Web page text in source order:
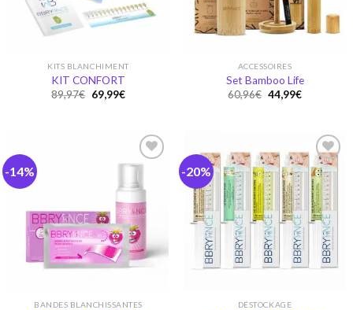
KITS BLANCHIMENT
KIT CONFORT
89,97€ Original
price
69,99€Current
ACCESSOIRES
Set Bamboo Life
60,96€ Original
price
44,99€Current
-14%
à la
wishlist
BANDES BLANCHISSANTES
-20%
Ajouter
à la
wishlist
DÉSTOCKAGE